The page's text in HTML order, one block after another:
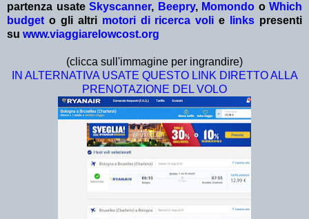
partenza usate Skyscanner, Beepry, Momondo o Which
budget o gli altri motori di ricerca voli e links presenti
su www.viaggiarelowcost.org
(clicca sull'immagine per ingrandire)
IN ALTERNATIVA USATE QUESTO LINK DIRETTO ALLA
PRENOTAZIONE DEL VOLO